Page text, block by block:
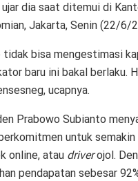
ujar dia saat ditemui di
Jakarta, Senin (22/6/
tidak bisa mengestimasi
baru ini bakal berlaku.
ucapnya.
Prabowo Subianto
untuk
online, atau driverojol.
pendapatan sebesar